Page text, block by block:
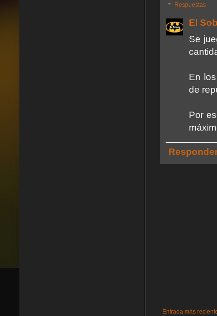
Respuestas
El
Se
En
de
Por
Entrada más